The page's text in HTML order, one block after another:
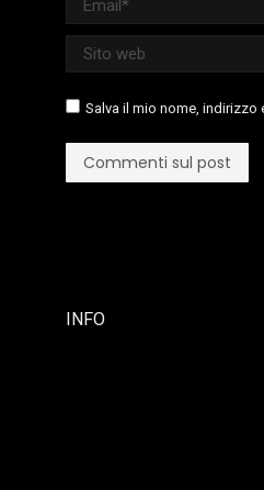
Sito web
Salva il mio nome,
Commenti sul post
INFO